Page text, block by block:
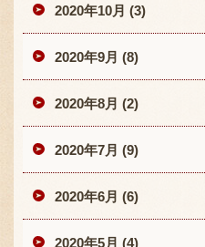
2020年10月 (3)
2020年9月 (8)
2020年8月 (2)
2020年7月 (9)
2020年6月 (6)
2020年5月 (4)